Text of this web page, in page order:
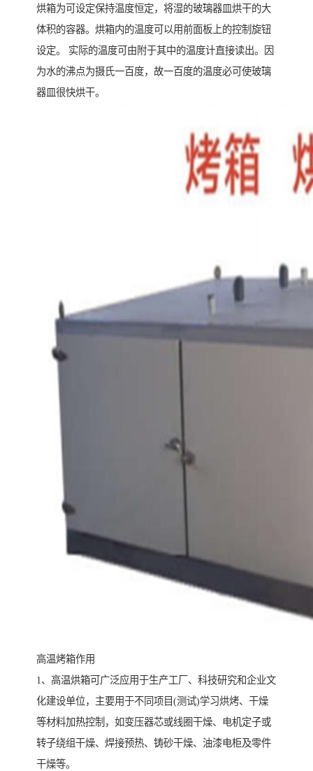
烘箱为可设定保持温度恒定，将湿的玻璃器皿烘干的大
体积的容器。烘箱内的温度可以用前面板上的控制旋钮
设定。 实际的温度可由附于其中的温度计直接读出。因
为水的沸点为摄氏一百度，故一百度的温度必可使玻璃
器皿很快烘干。
高温烤箱作用
1、高温烘箱可广泛应用于生产工厂、科技研究和企业文
化建设单位，主要用于不同项目(测试)学习烘烤、干燥
等材料加热控制，如变压器芯或线圈干燥、电机定子或
转子绕组干燥、焊接预热、铸砂干燥、油漆电柜及零件
干燥等。